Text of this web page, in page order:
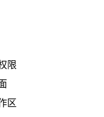
限
区